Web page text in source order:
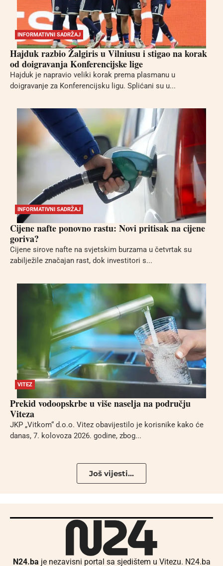
INFORMATIVNI SADRŽAJ
Hajduk razbio Žalgiris u Vilniusu i stigao na korak
od doigravanja Konferencijske lige
Hajduk je napravio veliki korak prema plasmanu u
doigravanje za Konferencijsku ligu. Splićani su u...
INFORMATIVNI SADRŽAJ
Cijene nafte ponovno rastu: Novi pritisak na cijene
goriva?
Cijene sirove nafte na svjetskim burzama u četvrtak su
zabilježile značajan rast, dok investitori s...
VITEZ
Prekid vodoopskrbe u više naselja na području
Viteza
JKP „Vitkom“ d.o.o. Vitez obavijestilo je korisnike kako će
danas, 7. kolovoza 2026. godine, zbog...
Još vijesti...
N24.ba je nezavisni portal sa sjedištem u Vitezu. N24.ba